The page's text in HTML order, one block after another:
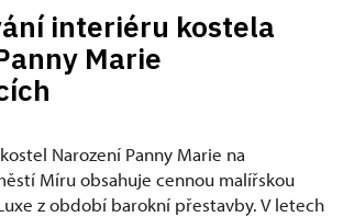
interiéru kostela
Marie
Narození Panny Marie na
Míru obsahuje cennou malířskou
z období barokní přestavby. V letech